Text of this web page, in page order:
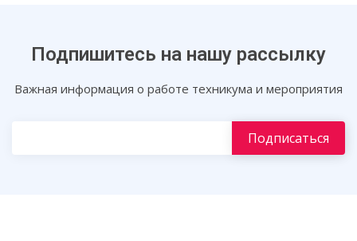
Подпишитесь на нашу рассылку
Важная информация о работе техникума и мероприятия